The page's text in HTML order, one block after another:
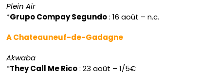
Plein Air
*Grupo Compay Segundo: 16 août – n.c.
A Chateauneuf-de-Gadagne
Akwaba
*They Call Me Rico: 23 août – 1/5€